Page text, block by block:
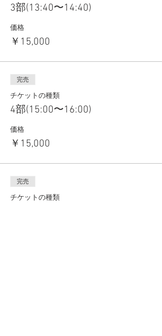
3部(13:40〜14:40)
価格
￥15,000
完売
チケットの種類
4部(15:00〜16:00)
価格
￥15,000
完売
チケットの種類